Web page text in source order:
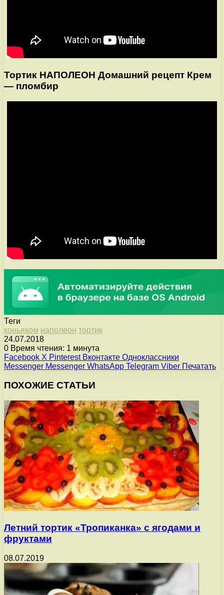
Тортик НАПОЛЕОН Домашний рецепт Крем
— пломбир
Теги
коньяком наполеон тортик
24.07.2018
0 Время чтения: 1 минута
Facebook X Pinterest Вконтакте Одноклассники
Messenger Messenger WhatsApp Telegram Viber Печатать
ПОХОЖИЕ СТАТЬИ
Летний тортик «Тропиканка» с ягодами и
фруктами
08.07.2019